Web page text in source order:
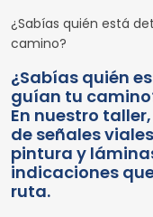
¿Sabías quién está
camino?
¿Sabías quién
guían tu
En nuestro
de señales
pintura y
indicaciones
ruta.